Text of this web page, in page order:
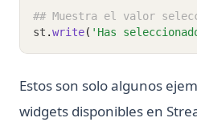
## Muestra el valor
st .write( 'Has
Estos son solo algunos
widgets disponibles en